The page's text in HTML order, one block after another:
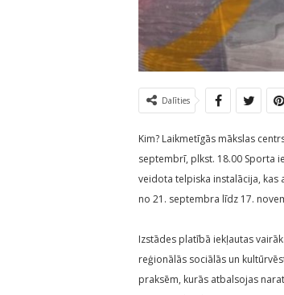
Dalīties
Kim? Laikmetīgās mākslas
septembrī, plkst. 18.00 Sporta
veidota telpiska instalācija, kas
no 21. septembra līdz 17.
Izstādes platībā iekļautas
reģionālās sociālās un
praksēm, kurās atbalsojas